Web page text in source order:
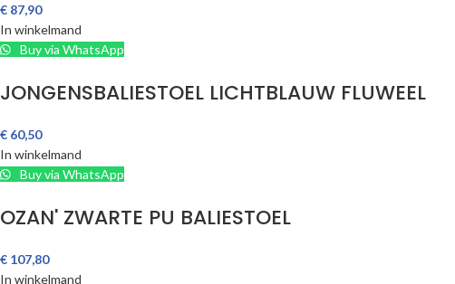
€ 87,90
In winkelmand
Buy via WhatsApp
JONGENSBALIESTOEL LICHTBLAUW FLUWEEL
€ 60,50
In winkelmand
Buy via WhatsApp
OZAN' ZWARTE PU BALIESTOEL
€ 107,80
In winkelmand